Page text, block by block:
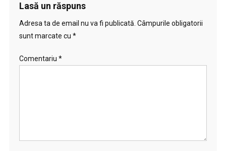
Lasă un răspuns
Adresa ta de email nu va fi publicată. Câmpurile obligatorii
sunt marcate cu *
Comentariu *